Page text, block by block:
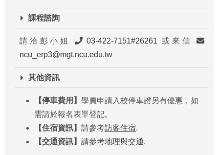
課程諮詢
請洽彭小姐 03-422-7151#26261 或來信
ncu_erp3@mgt.ncu.edu.tw
其他資訊
【停車費用】 學員申請入校停車證另有優惠，如
需請於報名表單登記。
【住宿資訊】 請參考訪客住宿.
【交通資訊】 請參考地理與交通.